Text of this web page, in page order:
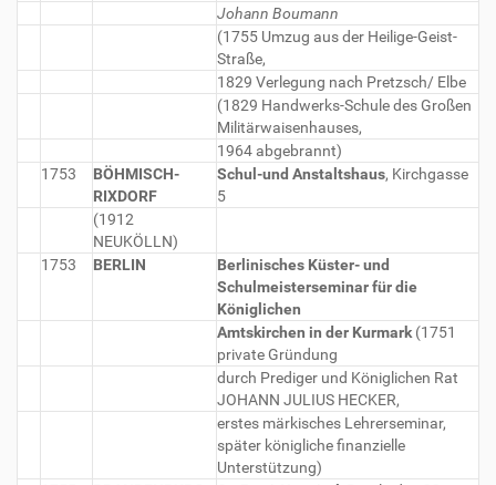
Johann Boumann
(1755 Umzug aus der Heilige-Geist-
Straße,
1829 Verlegung nach Pretzsch/ Elbe
(1829 Handwerks-Schule des Großen
Militärwaisenhauses,
1964 abgebrannt)
1753
BÖHMISCH-
RIXDORF
Schul-und Anstaltshaus, Kirchgasse
5
(1912
NEUKÖLLN)
1753
BERLIN
Berlinisches Küster- und
Schulmeisterseminar für die
Königlichen
Amtskirchen in der Kurmark (1751
private Gründung
durch Prediger und Königlichen Rat
JOHANN JULIUS HECKER,
erstes märkisches Lehrerseminar,
später königliche finanzielle
Unterstützung)